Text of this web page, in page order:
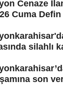
Cenaze
Cuma
silahlı
son